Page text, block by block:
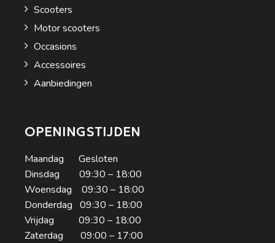
Scooters
Motor scooters
Occasions
Accessoires
Aanbiedingen
OPENINGSTIJDEN
Maandag Gesloten
Dinsdag 09:30 – 18:00
Woensdag 09:30 – 18:00
Donderdag 09:30 – 18:00
Vrijdag 09:30 – 18:00
Zaterdag 09:00 – 17:00